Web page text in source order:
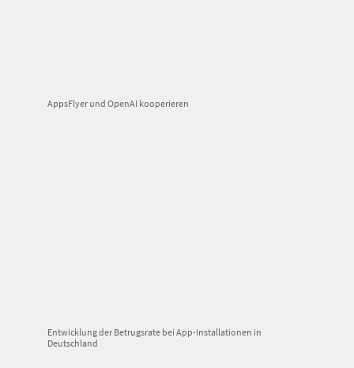
AppsFlyer und OpenAI kooperieren
Entwicklung der Betrugsrate bei App-Installationen in
Deutschland